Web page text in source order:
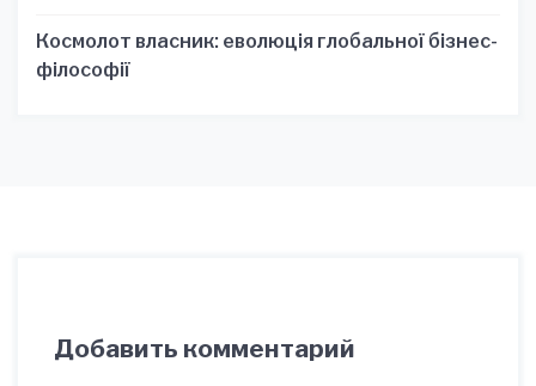
Космолот власник: еволюція глобальної бізнес-
філософії
Добавить комментарий